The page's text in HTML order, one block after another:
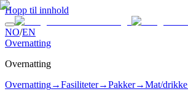
Hopp til innhold
NO/EN
Overnatting
Overnatting
Overnatting→Fasiliteter→Pakker→Mat/drikke